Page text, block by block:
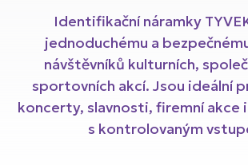
Identifikační náramky
jednoduchému a
návštěvníků kulturních,
sportovních akcí. Jsou ideální
koncerty, slavnosti, firemní akce
s kontrolovaným